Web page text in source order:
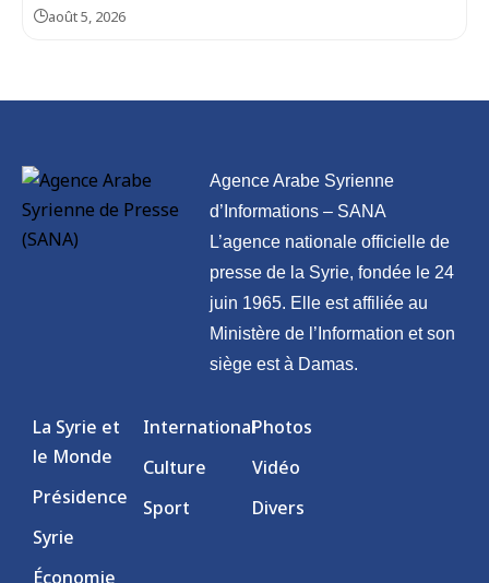
août 5, 2026
Agence Arabe Syrienne
d’Informations – SANA
L’agence nationale officielle de
presse de la Syrie, fondée le 24
juin 1965. Elle est affiliée au
Ministère de l’Information et son
siège est à Damas.
La Syrie et
le Monde
Présidence
Syrie
Économie
International
Culture
Sport
Photos
Vidéo
Divers